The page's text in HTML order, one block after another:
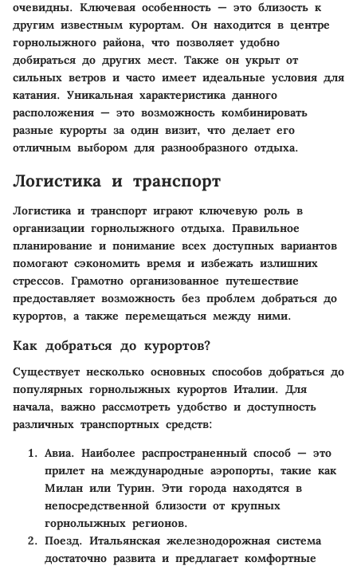
очевидны. Ключевая особенность — это близость к
другим известным курортам. Он находится в центре
горнолыжного района, что позволяет удобно
добираться до других мест. Также он укрыт от
сильных ветров и часто имеет идеальные условия для
катания. Уникальная характеристика данного
расположения — это возможность комбинировать
разные курорты за один визит, что делает его
отличным выбором для разнообразного отдыха.
Логистика и транспорт
Логистика и транспорт играют ключевую роль в
организации горнолыжного отдыха. Правильное
планирование и понимание всех доступных вариантов
помогают сэкономить время и избежать излишних
стрессов. Грамотно организованное путешествие
предоставляет возможность без проблем добраться до
курортов, а также перемещаться между ними.
Как добраться до курортов?
Существует несколько основных способов добраться до
популярных горнолыжных курортов Италии. Для
начала, важно рассмотреть удобство и доступность
различных транспортных средств:
Авиа. Наиболее распространенный способ — это
прилет на международные аэропорты, такие как
Милан или Турин. Эти города находятся в
непосредственной близости от крупных
горнолыжных регионов.
Поезд. Итальянская железнодорожная система
достаточно развита и предлагает комфортные